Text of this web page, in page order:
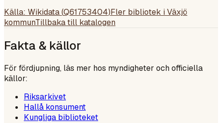
Källa: Wikidata (Q61753404)Fler bibliotek i Växjö
kommunTillbaka till katalogen
Fakta & källor
För fördjupning, läs mer hos myndigheter och officiella
källor:
Riksarkivet
Hallå konsument
Kungliga biblioteket